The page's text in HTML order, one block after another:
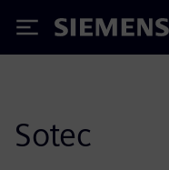
Siemens
Sotec